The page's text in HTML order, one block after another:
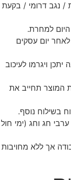
נגב דרומי / בקעת
היום למחרת.
ויאושרו רק לאחר יום עסקים
ויגרמו לעיכוב
המוצר תחייב את
בשילוח נוסף.
חג וחג (ימי חול
אך ללא מחויבות